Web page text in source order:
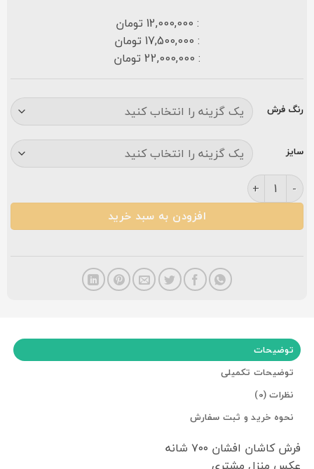
: 12,000,000 تومان
: 17,500,000 تومان
: 22,000,000 تومان
رنگ فرش
سایز
فرش افشان لیروس ۷۰۰ شانه فیلی عدد
افزودن به سبد خرید
توضیحات
توضیحات تکمیلی
نظرات (0)
نحوه خرید و ثبت سفارش
فرش کاشان افشان ۷۰۰ شانه